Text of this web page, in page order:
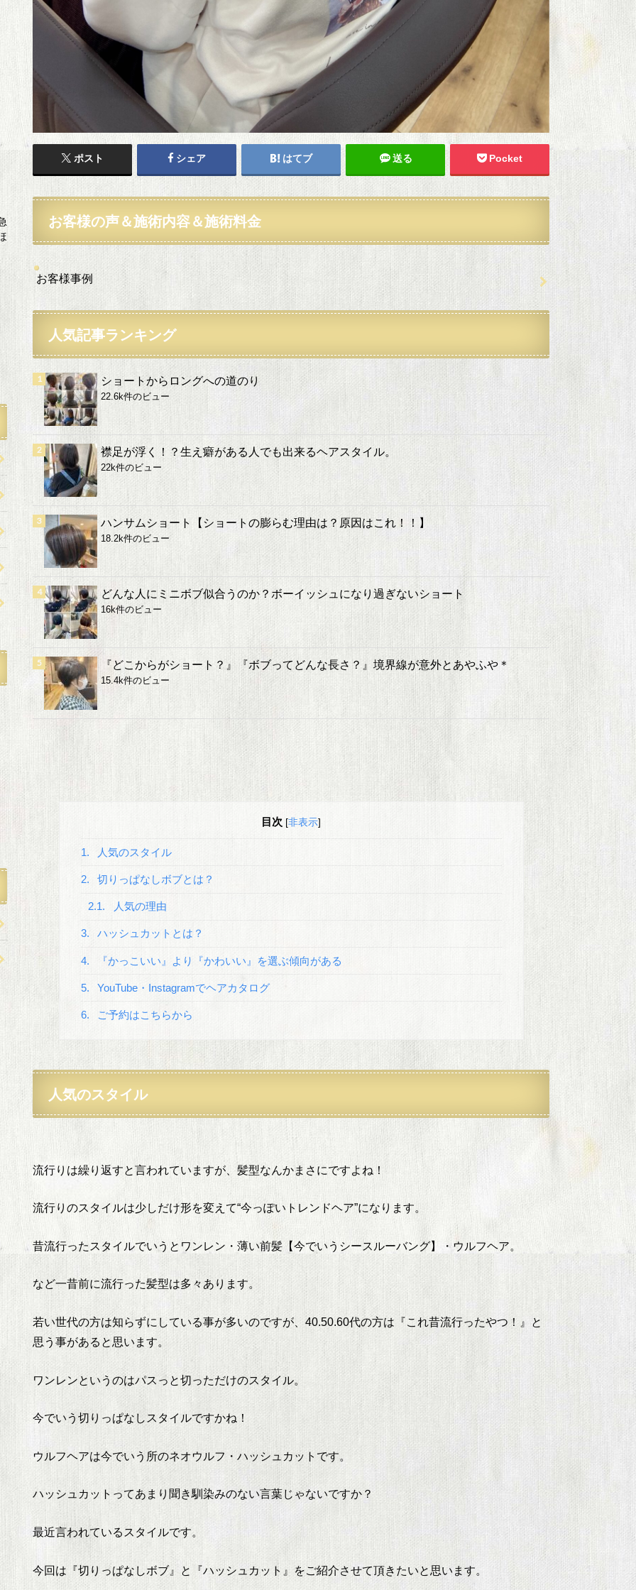
ポスト シェア はてブ 送る Pocket
お客様の声＆施術内容＆施術料金
お客様事例
人気記事ランキング
ショートからロングへの道のり
22.6k件のビュー
襟足が浮く！？生え癖がある人でも出来るヘアスタイル。
22k件のビュー
ハンサムショート【ショートの膨らむ理由は？原因はこれ！！】
18.2k件のビュー
どんな人にミニボブ似合うのか？ボーイッシュになり過ぎないショート
16k件のビュー
『どこからがショート？』『ボブってどんな長さ？』境界線が意外とあやふや＊
15.4k件のビュー
目次 [非表示]
1. 人気のスタイル
2. 切りっぱなしボブとは？
2.1. 人気の理由
3. ハッシュカットとは？
4. 『かっこいい』より『かわいい』を選ぶ傾向がある
5. YouTube・Instagramでヘアカタログ
6. ご予約はこちらから
人気のスタイル
流行りは繰り返すと言われていますが、髪型なんかまさにですよね！
流行りのスタイルは少しだけ形を変えて“今っぽいトレンドヘア”になります。
昔流行ったスタイルでいうとワンレン・薄い前髪【今でいうシースルーバング】・ウルフヘア。
など一昔前に流行った髪型は多々あります。
若い世代の方は知らずにしている事が多いのですが、40.50.60代の方は『これ昔流行ったやつ！』と
思う事があると思います。
ワンレンというのはパスっと切っただけのスタイル。
今でいう切りっぱなしスタイルですかね！
ウルフヘアは今でいう所のネオウルフ・ハッシュカットです。
ハッシュカットってあまり聞き馴染みのない言葉じゃないですか？
最近言われているスタイルです。
今回は『切りっぱなしボブ』と『ハッシュカット』をご紹介させて頂きたいと思います。